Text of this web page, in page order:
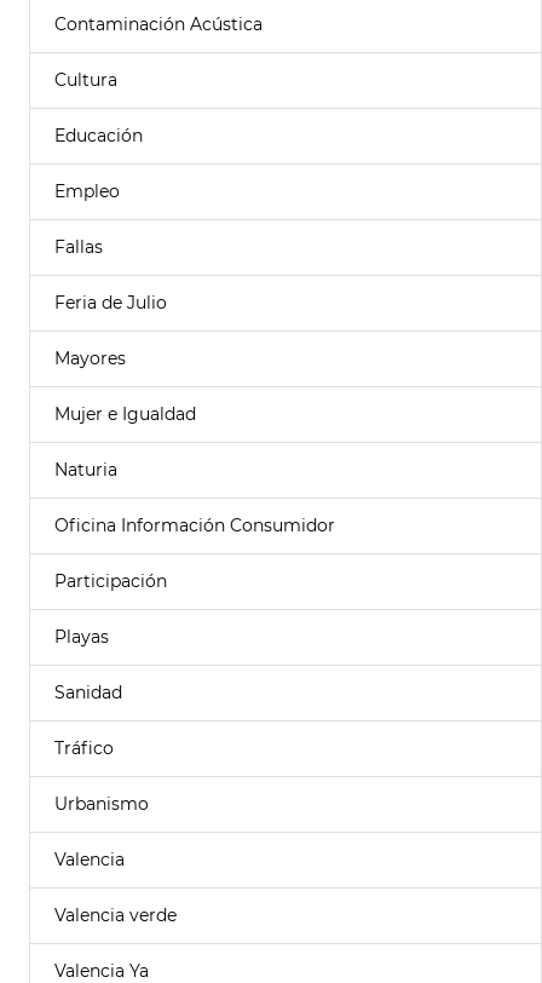
Contaminación Acústica
Cultura
Educación
Empleo
Fallas
Feria de Julio
Mayores
Mujer e Igualdad
Naturia
Oficina Información Consumidor
Participación
Playas
Sanidad
Tráfico
Urbanismo
Valencia
Valencia verde
Valencia Ya